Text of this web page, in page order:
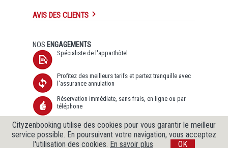
AVIS DES CLIENTS
NOS ENGAGEMENTS
Spécialiste de l'apparthôtel
Profitez des meilleurs tarifs et partez tranquille avec
l'assurance annulation
Réservation immédiate, sans frais, en ligne ou par
téléphone
Transfert de données sécurisé SSL et Protection des
données garantie
Cityzenbooking utilise des cookies pour vous garantir le meilleur
service possible. En poursuivant votre navigation, vous acceptez
l'utilisation des cookies. En savoir plus OK